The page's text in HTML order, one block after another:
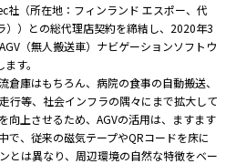
社（所在地：フィンランド エスポー、代
））との総代理店契約を締結し、2020年3
（無人搬送車）ナビゲーションソフトウ
す。
倉庫はもちろん、病院の食事の自動搬送、
行等、社会インフラの隅々にまで拡大して
向上させるため、AGVの活用は、ますます
で、従来の磁気テープやQRコードを床に
とは異なり、周辺環境の自然な特徴をベー